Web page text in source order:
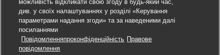
Подати заявку
можливість відкликати свою згоду в будь-який час,
див. у своїх налаштуваннях у розділі «Керування
параметрами надання згоди» та за наведеними далі
посиланнями
Повідомленняпроконфіденційність Правове
повідомлення